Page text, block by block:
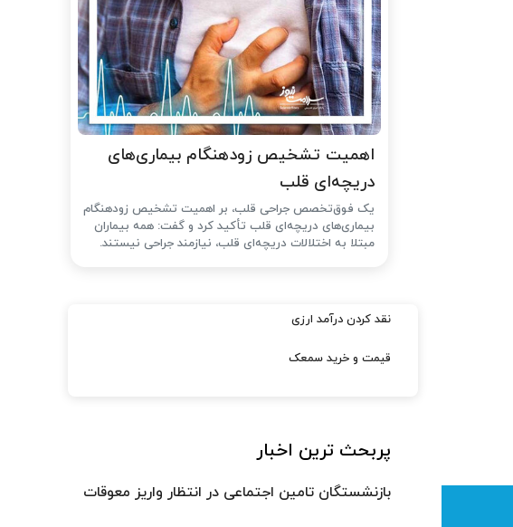
اهمیت تشخیص زودهنگام بیماری‌های
دریچه‌ای قلب
یک فوق‌تخصص جراحی قلب، بر اهمیت تشخیص زودهنگام
بیماری‌های دریچه‌ای قلب تأکید کرد و گفت: همه بیماران
مبتلا به اختلالات دریچه‌ای قلب، نیازمند جراحی نیستند.
نقد کردن درآمد ارزی
قیمت و خرید سمعک
پربحث ترین اخبار
بازنشستگان تامین اجتماعی در انتظار واریز معوقات